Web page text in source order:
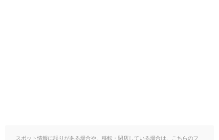
スポット情報に誤りがある場合や、移転・閉店している場合は、こちらのフ